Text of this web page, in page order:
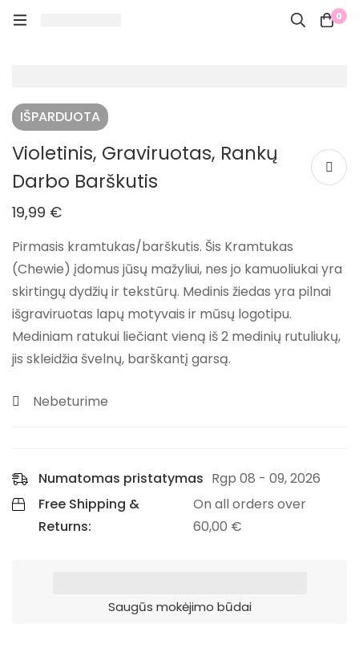
0
IŠPARDUOTA
Violetinis, Graviruotas, Rankų
Darbo Barškutis
19,99 €
Pirmasis kramtukas/barškutis. Šis Kramtukas
(Chewie) įdomus jūsų mažyliui, nes jo kamuoliukai yra
skirtingų dydžių ir tekstūrų. Medinis žiedas yra pilnai
išgraviruotas lapų motyvais ir mūsų logotipu.
Mediniam ratukui liečiant vieną iš 2 medinių rutuliukų,
jis skleidžia švelnų, barškantį garsą.
Nebeturime
Numatomas pristatymas Rgp 08 - 09, 2026
Free Shipping &
Returns:
On all orders over
60,00 €
Saugūs mokėjimo būdai